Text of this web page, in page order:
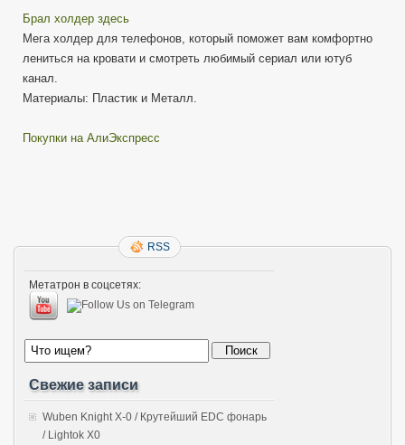
Брал холдер здесь
Мега холдер для телефонов, который поможет вам комфортно
лениться на кровати и смотреть любимый сериал или ютуб
канал.
Материалы: Пластик и Металл.
Покупки на АлиЭкспресс
RSS
Метатрон в соцсетях:
Свежие записи
Wuben Knight X-0 / Крутейший EDC фонарь
/ Lightok X0